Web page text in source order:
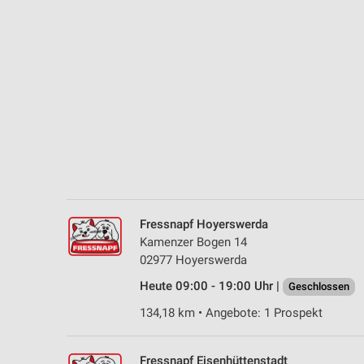
Fressnapf Hoyerswerda
Kamenzer Bogen 14
02977 Hoyerswerda
Heute 09:00 - 19:00 Uhr |
Geschlossen
134,18 km • Angebote: 1 Prospekt
Fressnapf Eisenhüttenstadt
Nicht-IAB-Verarbeitungszwecke: